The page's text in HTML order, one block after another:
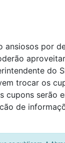
ansiosos por
do
trocar os
cupons serão
de